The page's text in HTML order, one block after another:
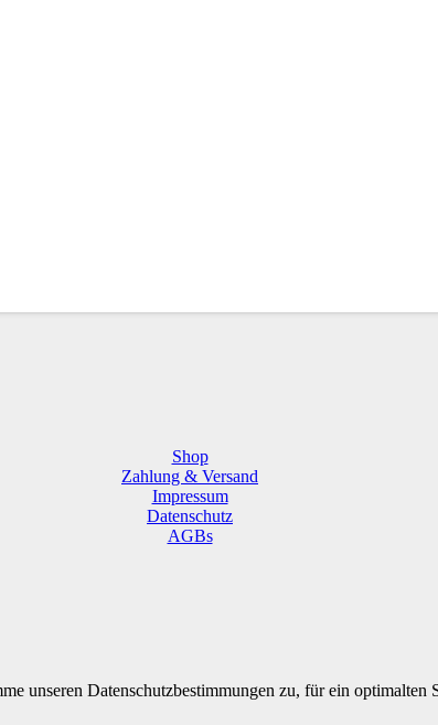
Shop
Zahlung & Versand
Impressum
Datenschutz
AGBs
unseren Datenschutzbestimmungen zu, für ein optimalten